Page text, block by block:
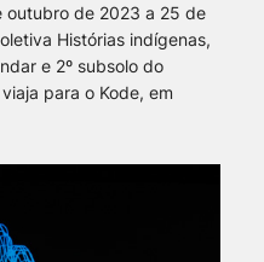
outubro de 2023 a 25 de
Histórias indígenas,
e 2º subsolo do
para o Kode, em